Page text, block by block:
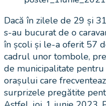
Dacă în zilele de 29 și
s-au bucurat de o
în școli și le-a oferit 57
cadrul unor tombole,
de municipalitate
orașului care
surprizele pregătite